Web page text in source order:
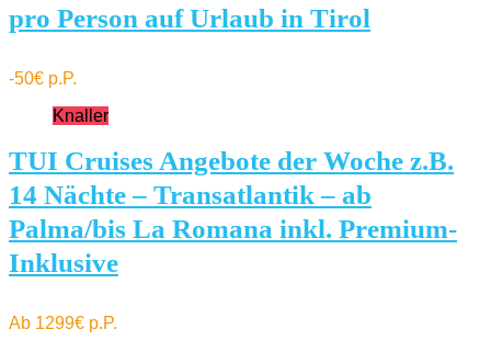
pro Person auf Urlaub in Tirol
-50€ p.P.
Knaller
TUI Cruises Angebote der Woche z.B.
14 Nächte – Transatlantik – ab
Palma/bis La Romana inkl. Premium-
Inklusive
Ab 1299€ p.P.